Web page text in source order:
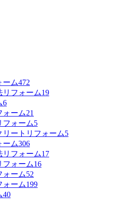
ーム472
リフォーム19
6
ォーム21
フォーム5
リートリフォーム5
ーム306
リフォーム17
フォーム16
ォーム52
ォーム199
40